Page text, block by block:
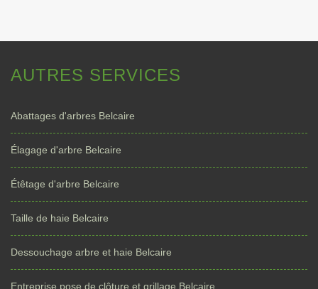
AUTRES SERVICES
Abattages d'arbres Belcaire
Élagage d'arbre Belcaire
Étêtage d'arbre Belcaire
Taille de haie Belcaire
Dessouchage arbre et haie Belcaire
Entreprise pose de clôture et grillage Belcaire